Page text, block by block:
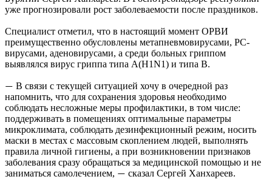
уже прогнозировали рост заболеваемости после праздников.
Специалист отметил, что в настоящий момент ОРВИ
преимущественно обусловлены метапневмовирусами, РС-
вирусами, аденовирусами, а среди больных гриппом
выявлялся вирус гриппа типа A(H1N1) и типа B.
— В связи с текущей ситуацией хочу в очередной раз
напомнить, что для сохранения здоровья необходимо
соблюдать несложные меры профилактики, в том числе:
поддерживать в помещениях оптимальные параметры
микроклимата, соблюдать дезинфекционный режим, носить
маски в местах с массовым скоплением людей, выполнять
правила личной гигиены, а при возникновении признаков
заболевания сразу обращаться за медицинской помощью и не
заниматься самолечением, — сказал Сергей Ханхареев.